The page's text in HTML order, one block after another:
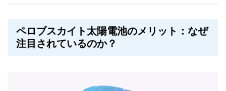
ペロブスカイト太陽電池のメリット：なぜ
注目されているのか？